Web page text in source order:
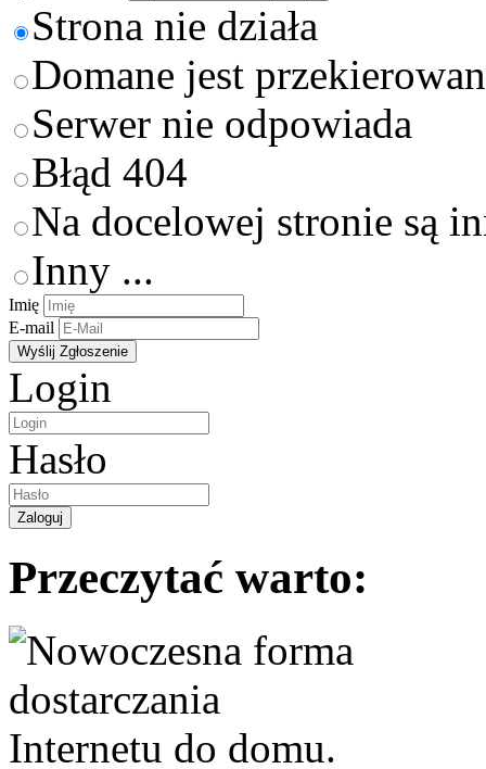
Strona nie działa
Domane jest
Serwer nie odpowiada
Błąd 404
Na docelowej stronie są
Inny ...
Imię
E-mail
Login
Hasło
Przeczytać warto: